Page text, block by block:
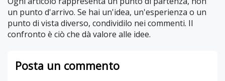
un punto d'arrivo. Se hai un'idea, un'esperienza o un
punto di vista diverso, condividilo nei commenti. Il
confronto è ciò che dà valore alle idee.
Posta un commento